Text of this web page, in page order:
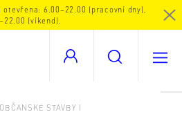
6.00–22.00 (pracovní dny),
(víkend).
STAVBY I